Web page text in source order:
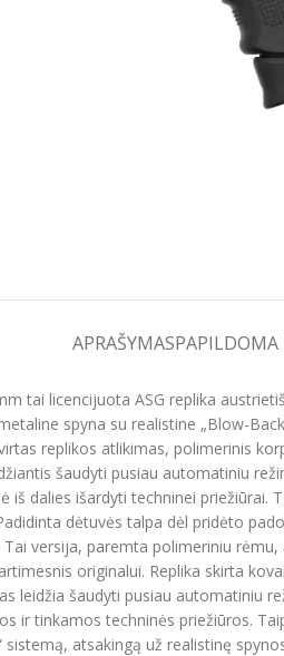
APRAŠYMASPAPILDOMA
tai licencijuota ASG replika
spyna su realistine „Blow-
replikos atlikimas, polimerinis
šaudyti pusiau automatiniu
iš dalies išardyti techninei
dėtuvės talpa dėl pridėto
versija, paremta polimeriniu
originalui. Replika skirta
leidžia šaudyti pusiau automatiniu
ir tinkamos techninės priežiūros.
sistemą, atsakingą už realistinę